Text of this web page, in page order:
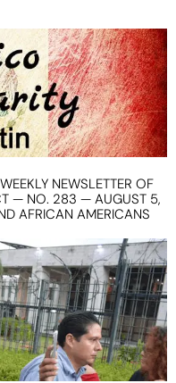
NEWSLETTER OF
— NO. 283 — AUGUST 5,
AFRICAN AMERICANS